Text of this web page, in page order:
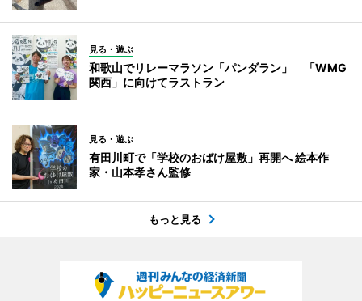
見る・遊ぶ
和歌山でリレーマラソン「パンダラン」 「WMG
関西」に向けてラストラン
見る・遊ぶ
有田川町で「学校のおばけ屋敷」再開へ 絵本作
家・山本孝さん監修
もっと見る